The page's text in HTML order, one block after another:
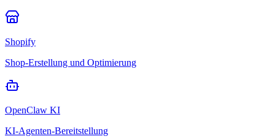
Shopify
Shop-Erstellung und Optimierung
OpenClaw KI
KI-Agenten-Bereitstellung